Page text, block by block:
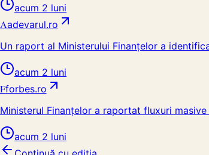
acum 2 luni
Aadevarul.ro
Un raport al Ministerului Finanțelor a
acum 2 luni
Fforbes.ro
Ministerul Finanțelor a raportat fluxuri
acum 2 luni